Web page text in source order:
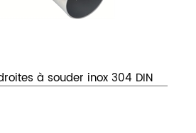
à souder inox 304 DIN